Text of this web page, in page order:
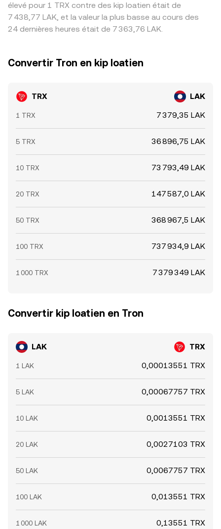
élevé pour 1 TRX contre des kip loatien était de
7 438,77 LAK, et la valeur la plus basse au cours des
24 dernières heures était de 7 363,76 LAK.
Convertir Tron en kip loatien
TRX LAK
1 TRX 7 379,35 LAK
5 TRX 36 896,75 LAK
10 TRX 73 793,49 LAK
20 TRX 147 587,0 LAK
50 TRX 368 967,5 LAK
100 TRX 737 934,9 LAK
1 000 TRX 7 379 349 LAK
Convertir kip loatien en Tron
LAK TRX
1 LAK 0,00013551 TRX
5 LAK 0,00067757 TRX
10 LAK 0,0013551 TRX
20 LAK 0,0027103 TRX
50 LAK 0,0067757 TRX
100 LAK 0,013551 TRX
1 000 LAK 0,13551 TRX